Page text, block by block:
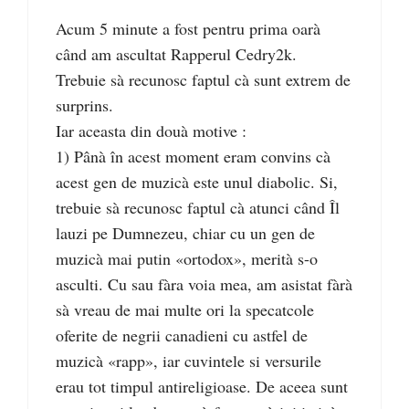
Acum 5 minute a fost pentru prima oarà
când am ascultat Rapperul Cedry2k.
Trebuie sà recunosc faptul cà sunt extrem de
surprins.
Iar aceasta din douà motive :
1) Pânà în acest moment eram convins cà
acest gen de muzicà este unul diabolic. Si,
trebuie sà recunosc faptul cà atunci când Îl
lauzi pe Dumnezeu, chiar cu un gen de
muzicà mai putin «ortodox», merità s-o
asculti. Cu sau fàra voia mea, am asistat fàrà
sà vreau de mai multe ori la specatcole
oferite de negrii canadieni cu astfel de
muzicà «rapp», iar cuvintele si versurile
erau tot timpul antireligioase. De aceea sunt